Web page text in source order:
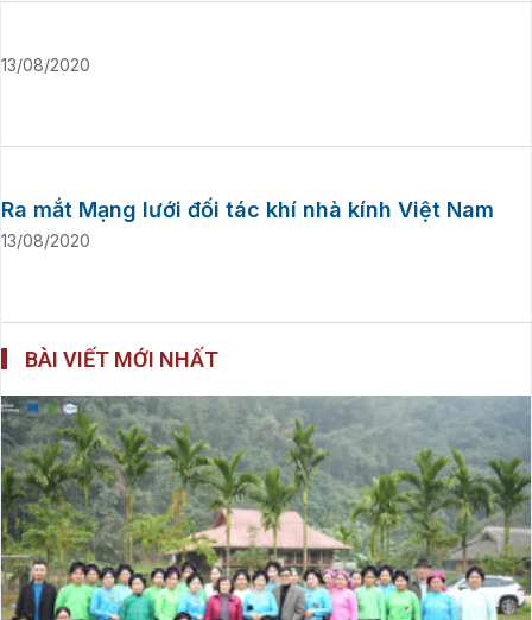
13/08/2020
Ra mắt Mạng lưới đối tác khí nhà kính Việt Nam
13/08/2020
BÀI VIẾT MỚI NHẤT